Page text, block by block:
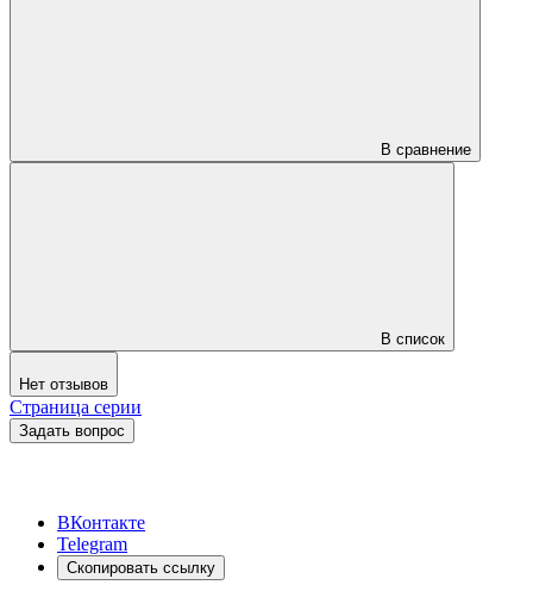
В сравнение
В список
Нет отзывов
Страница серии
Задать вопрос
ВКонтакте
Telegram
Скопировать ссылку